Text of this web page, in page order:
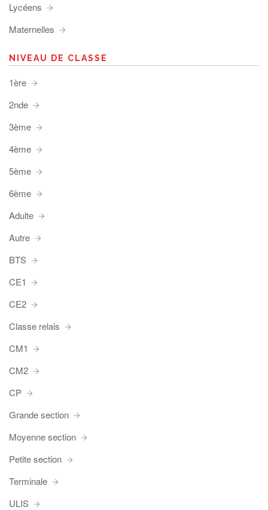
Lycéens
Maternelles
NIVEAU DE CLASSE
1ère
2nde
3ème
4ème
5ème
6ème
Adulte
Autre
BTS
CE1
CE2
Classe relais
CM1
CM2
CP
Grande section
Moyenne section
Petite section
Terminale
ULIS